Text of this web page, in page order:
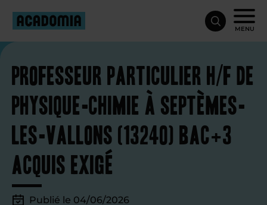
MENU
Professeur particulier H/F de
physique-chimie à Septèmes-
les-Vallons (13240) Bac+3
acquis exigé
Publié le 04/06/2026